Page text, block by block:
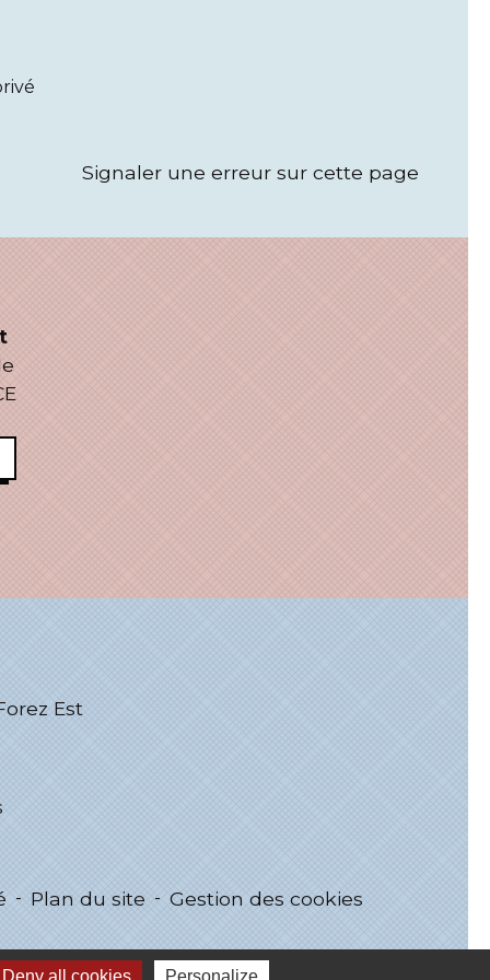
Signaler une erreur sur cette page
Est
- Plan du site - Gestion des cookies
Deny all cookies Personalize